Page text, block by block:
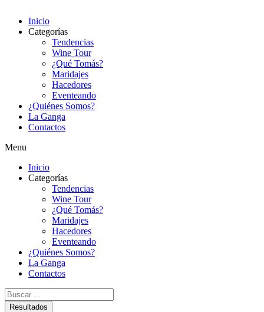
Inicio
Categorías
Tendencias
Wine Tour
¿Qué Tomás?
Maridajes
Hacedores
Eventeando
¿Quiénes Somos?
La Ganga
Contactos
Menu
Inicio
Categorías
Tendencias
Wine Tour
¿Qué Tomás?
Maridajes
Hacedores
Eventeando
¿Quiénes Somos?
La Ganga
Contactos
Search
...Resultados